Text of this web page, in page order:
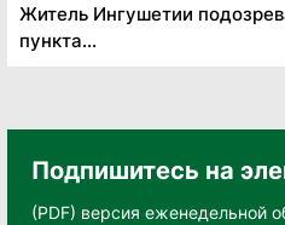
Житель Ингушетии
пункта...
Подпишитесь на
(PDF) версия еженедельной